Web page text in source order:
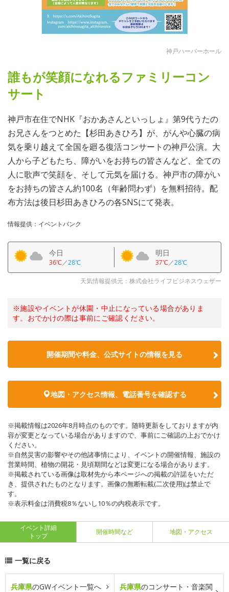
神戸ハーバーホール
誰もが笑顔になれるファミリーコン
サート
神戸市在住でNHK『おかあさんといっしょ』第9代うたの
お兄さんをつとめた【杉田あきひろ】が、がんや心臓の病
気を乗り越えて全国を廻る復活コンサートの神戸公演。大
人から子どもたち、障がいをお持ちの皆さんなど、全ての
人に歌声で笑顔を、そして元気を届ける。神戸市の障がい
をお持ちの皆さん約100名（年齢問わず）を無料招待。配
布方法は後日杉田あきひろの各SNSにて発表。
情報提供：イベントバンク
今日
36℃／28℃
明日
37℃／28℃
天気情報提供元：株式会社ライフビジネスウェザー
※施設やイベントが休園・中止になっている場合がありま
す。おでかけの際は事前にご確認ください。
開催期間や料金、公式サイトの情報を見る
地図・アクセス情報、電話番号を確認する
※掲載情報は2026年8月時点のものです。随時更新をしておりますが内
容が変更となっている場合がありますので、事前にご確認の上おでかけ
ください。
※自然災害の影響やその他諸事情により、イベントの開催情報、施設の
営業時間、植物の開花・見頃期間などは変更になる場合があります。
※掲載されている画像は取材先から本ページへの掲載の許諾をいただ
き、提供されたものとなります。画像の無断転載(二次使用)は禁止で
す。
※表示料金は消費税8％ないし10％の内税表示です。
イベント詳細
トップ
開催時間など 地図・アクセス
一覧に戻る
兵庫県のGWイベント一覧へ 兵庫県のコンサート・音楽関